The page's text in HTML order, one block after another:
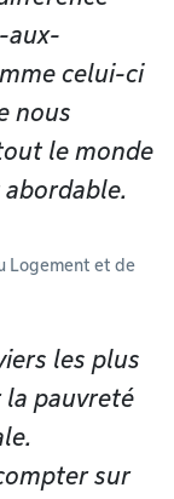
aux-
celui-ci
nous
le monde
abordable.
Logement et de
les plus
pauvreté
sur